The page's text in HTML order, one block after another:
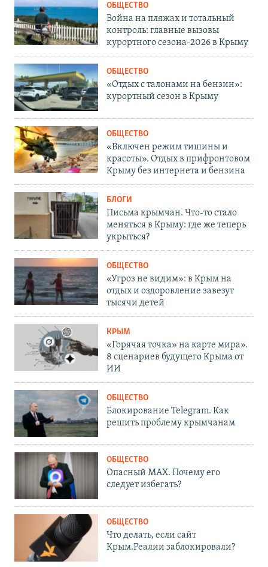
ОБЩЕСТВО
Война на пляжах и тотальный
контроль: главные вызовы
курортного сезона-2026 в Крыму
ОБЩЕСТВО
«Отдых с талонами на бензин»:
курортный сезон в Крыму
ОБЩЕСТВО
«Включен режим тишины и
красоты». Отдых в прифронтовом
Крыму без интернета и бензина
БЛОГИ
Письма крымчан. Что-то стало
меняться в Крыму: где же теперь
укрыться?
ОБЩЕСТВО
«Угроз не видим»: в Крым на
отдых и оздоровление завезут
тысячи детей
КРЫМ
«Горячая точка» на карте мира».
8 сценариев будущего Крыма от
ИИ
ОБЩЕСТВО
Блокирование Telegram. Как
решить проблему крымчанам
ОБЩЕСТВО
Опасный MAX. Почему его
следует избегать?
ОБЩЕСТВО
Что делать, если сайт
Крым.Реалии заблокировали?